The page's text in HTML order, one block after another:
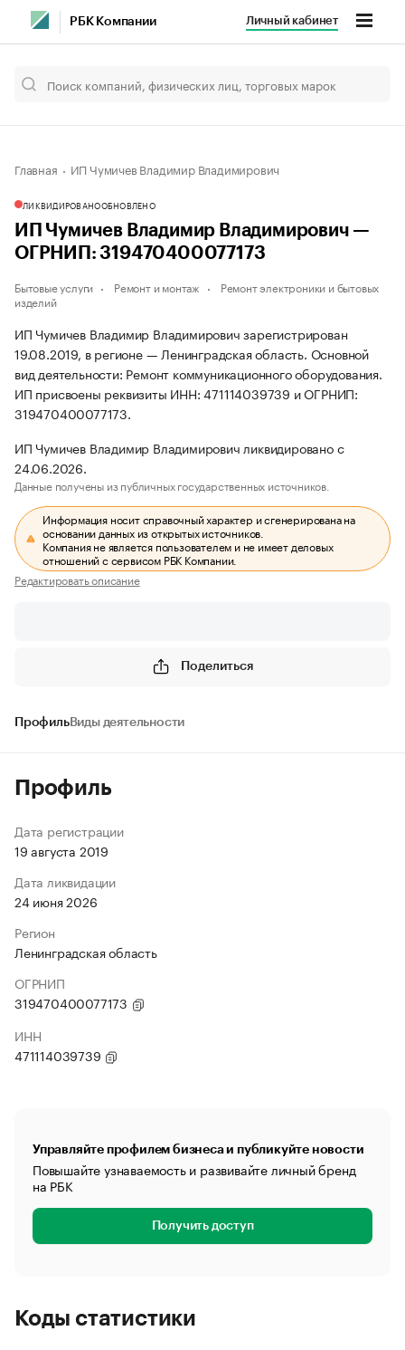
РБК Компании Личный кабинет
Главная ИП Чумичев Владимир Владимирович
ЛИКВИДИРОВАНООБНОВЛЕНО
ИП Чумичев Владимир Владимирович —
ОГРНИП: 319470400077173
Бытовые услуги Ремонт и монтаж
Ремонт электроники и бытовых
изделий
ИП Чумичев Владимир Владимирович зарегистрирован
19.08.2019, в регионе — Ленинградская область. Основной
вид деятельности: Ремонт коммуникационного оборудования.
ИП присвоены реквизиты ИНН: 471114039739 и ОГРНИП:
319470400077173.
ИП Чумичев Владимир Владимирович ликвидировано с
24.06.2026.
Данные получены из публичных государственных источников.
Информация носит справочный характер и сгенерирована на
основании данных из открытых источников.
Компания не является пользователем и не имеет деловых
отношений с сервисом РБК Компании.
Редактировать описание
Поделиться
ПрофильВиды деятельности
Профиль
Дата регистрации
19 августа 2019
Дата ликвидации
24 июня 2026
Регион
Ленинградская область
ОГРНИП
319470400077173
ИНН
471114039739
Управляйте профилем бизнеса и публикуйте новости
Повышайте узнаваемость и развивайте личный бренд
на РБК
Получить доступ
Коды статистики